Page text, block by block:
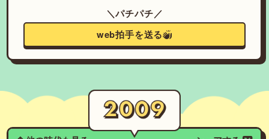
＼パチパチ／
web拍手を送る